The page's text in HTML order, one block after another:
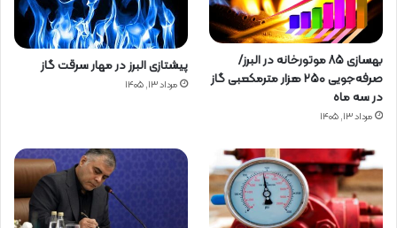
بهسازی ۸۵ موتورخانه در البرز/
صرفه‌جویی ۲۵۰ هزار مترمکعبی گاز
در سه ماه
مرداد ۱۳, ۱۴۰۵
پیشتازی البرز در مهار سرقت گاز
مرداد ۱۳, ۱۴۰۵